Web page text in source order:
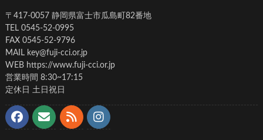
〒417-0057 静岡県富士市瓜島町82番地
TEL 0545-52-0995
FAX 0545-52-9796
MAIL key@fuji-cci.or.jp
WEB https://www.fuji-cci.or.jp
営業時間 8:30~17:15
定休日 土日祝日